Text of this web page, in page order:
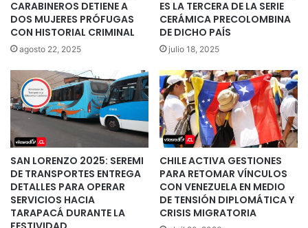
CARABINEROS DETIENE A
DOS MUJERES PRÓFUGAS
CON HISTORIAL CRIMINAL
agosto 22, 2025
ES LA TERCERA DE LA SERIE
CERÁMICA PRECOLOMBINA
DE DICHO PAÍS
julio 18, 2025
SAN LORENZO 2025: SEREMI
DE TRANSPORTES ENTREGA
DETALLES PARA OPERAR
SERVICIOS HACIA
TARAPACÁ DURANTE LA
CHILE ACTIVA GESTIONES
PARA RETOMAR VÍNCULOS
CON VENEZUELA EN MEDIO
DE TENSIÓN DIPLOMÁTICA Y
CRISIS MIGRATORIA